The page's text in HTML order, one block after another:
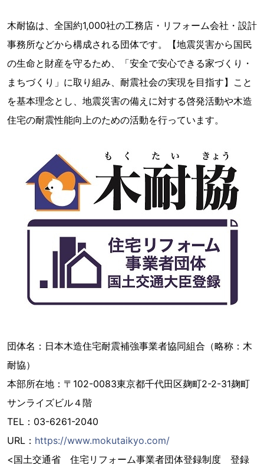
木耐協は、全国約1,000社の工務店・リフォーム会社・設計
事務所などから構成される団体です。【地震災害から国民
の生命と財産を守るため、「安全で安心できる家づくり・
まちづくり」に取り組み、耐震社会の実現を目指す】こと
を基本理念とし、地震災害の備えに対する啓発活動や木造
住宅の耐震性能向上のための活動を行っています。
団体名：日本木造住宅耐震補強事業者協同組合（略称：木
耐協）
本部所在地：〒102-0083東京都千代田区麹町2-2-31麹町
サンライズビル４階
TEL：03-6261-2040
URL： https://www.mokutaikyo.com/
<国土交通省 住宅リフォーム事業者団体登録制度 登録